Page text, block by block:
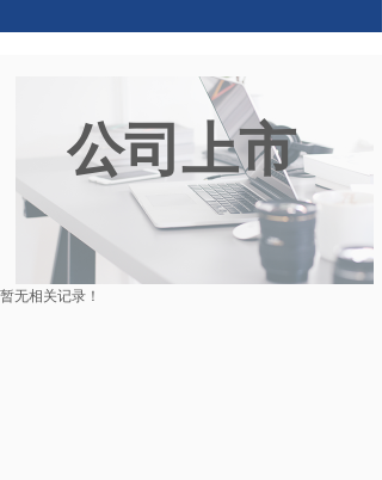
暂无相关记录！
公司上市